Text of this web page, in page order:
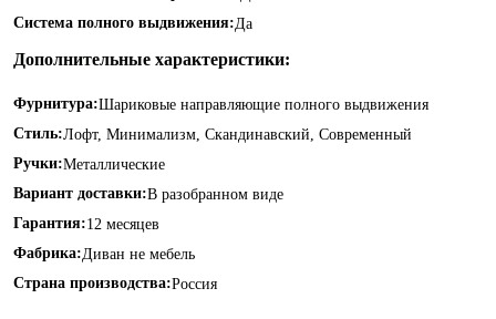
Система полного выдвижения:Да
Дополнительные характеристики:
Фурнитура:Шариковые направляющие полного выдвижения
Стиль:Лофт, Минимализм, Скандинавский, Современный
Ручки:Металлические
Вариант доставки:В разобранном виде
Гарантия:12 месяцев
Фабрика:Диван не мебель
Страна производства:Россия